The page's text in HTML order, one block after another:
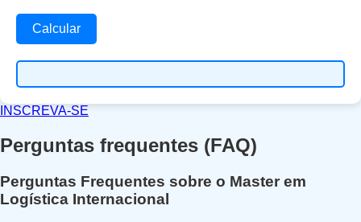
Calcular
INSCREVA-SE
Perguntas frequentes (FAQ)
Perguntas Frequentes sobre o Master em
Logística Internacional